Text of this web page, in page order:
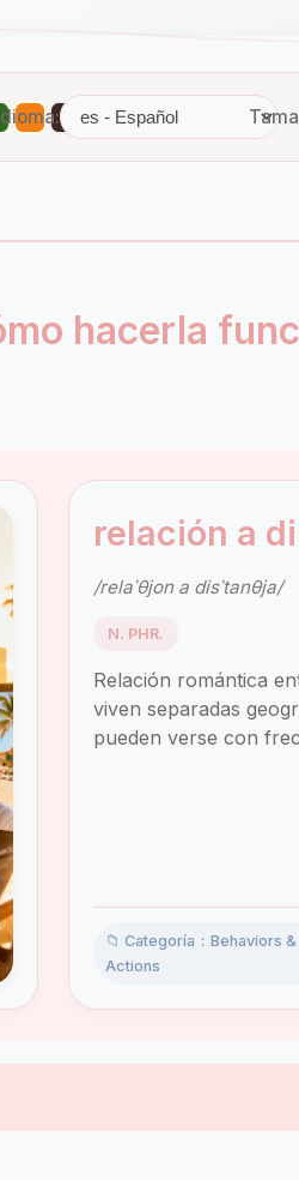
hacerla
relación a
/relaˈθjon a disˈtanθja/
N. PHR.
Relación romántica
viven separadas
pueden verse con
📁 Categoría：Behaviors &
Actions